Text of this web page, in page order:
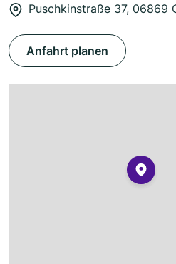
Puschkinstraße 37, 06869
Anfahrt planen